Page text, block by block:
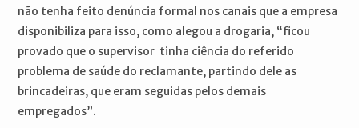
não tenha feito denúncia formal nos canais que a empresa
disponibiliza para isso, como alegou a drogaria, “ficou
provado que o supervisor tinha ciência do referido
problema de saúde do reclamante, partindo dele as
brincadeiras, que eram seguidas pelos demais
empregados”.